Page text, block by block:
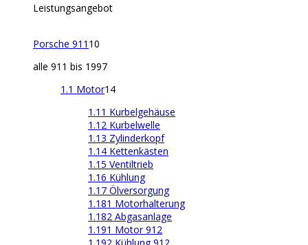
Leistungsangebot
Porsche 911 10
alle 911 bis 1997
1.1 Motor14
1.11 Kurbelgehäuse
1.12 Kurbelwelle
1.13 Zylinderkopf
1.14 Kettenkästen
1.15 Ventiltrieb
1.16 Kühlung
1.17 Ölversorgung
1.181 Motorhalterung
1.182 Abgasanlage
1.191 Motor 912
1.192 Kühlung 912